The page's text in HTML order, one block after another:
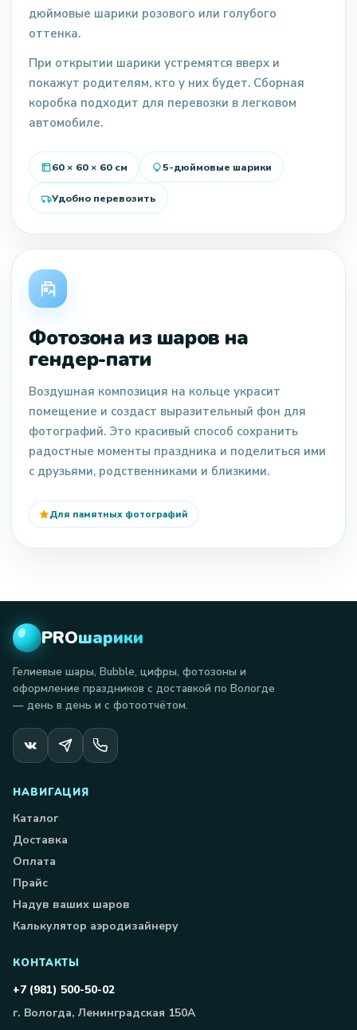
дюймовые шарики розового или голубого
оттенка.
При открытии шарики устремятся вверх и
покажут родителям, кто у них будет. Сборная
коробка подходит для перевозки в легковом
автомобиле.
60 × 60 × 60 см 5-дюймовые шарики
Удобно перевозить
Фотозона из шаров на
гендер-пати
Воздушная композиция на кольце украсит
помещение и создаст выразительный фон для
фотографий. Это красивый способ сохранить
радостные моменты праздника и поделиться ими
с друзьями, родственниками и близкими.
Для памятных фотографий
PROшарики
Гелиевые шары, Bubble, цифры, фотозоны и
оформление праздников с доставкой по Вологде
— день в день и с фотоотчётом.
НАВИГАЦИЯ
Каталог
Доставка
Оплата
Прайс
Надув ваших шаров
Калькулятор аэродизайнеру
КОНТАКТЫ
+7 (981) 500-50-02
г. Вологда, Ленинградская 150А